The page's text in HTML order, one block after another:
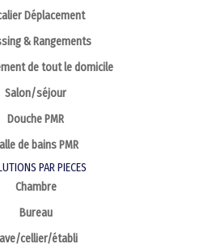
Déplacement
& Rangements
de tout le domicile
Salon/séjour
Douche PMR
de bains PMR
PAR PIECES
Chambre
Bureau
cellier/établi